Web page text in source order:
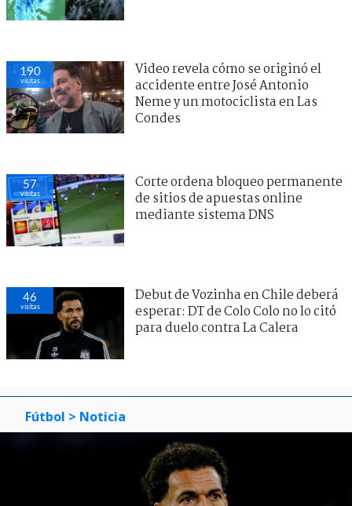
190
visitas
Video revela cómo se originó el
accidente entre José Antonio
Neme y un motociclista en Las
Condes
57
visitas
Corte ordena bloqueo permanente
de sitios de apuestas online
mediante sistema DNS
46
visitas
Debut de Vozinha en Chile deberá
esperar: DT de Colo Colo no lo citó
para duelo contra La Calera
Fútbol > Noticia